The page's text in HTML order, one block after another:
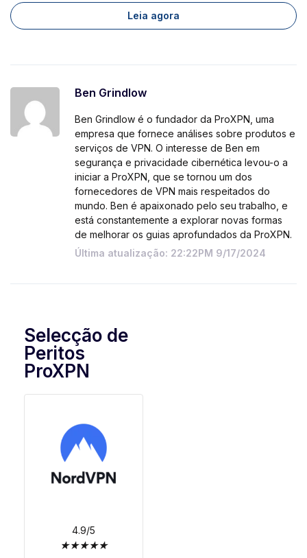
Leia agora
Ben Grindlow
Ben Grindlow é o fundador da ProXPN, uma
empresa que fornece análises sobre produtos e
serviços de VPN. O interesse de Ben em
segurança e privacidade cibernética levou-o a
iniciar a ProXPN, que se tornou um dos
fornecedores de VPN mais respeitados do
mundo. Ben é apaixonado pelo seu trabalho, e
está constantemente a explorar novas formas
de melhorar os guias aprofundados da ProXPN.
Última atualização: 22:22PM 9/17/2024
Selecção de
Peritos
ProXPN
4.9/5
★★★★★